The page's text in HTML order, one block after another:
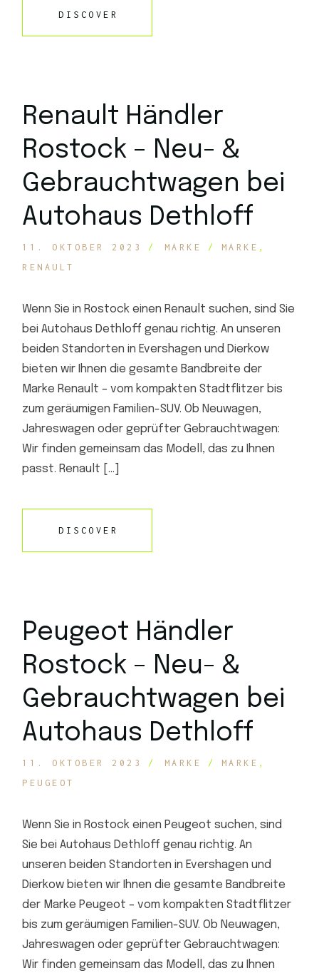
DISCOVER
Renault Händler
Rostock – Neu- &
Gebrauchtwagen bei
Autohaus Dethloff
11. OKTOBER 2023 MARKE
MARKE
RENAULT
Wenn Sie in Rostock einen Renault suchen, sind Sie
bei Autohaus Dethloff genau richtig. An unseren
beiden Standorten in Evershagen und Dierkow
bieten wir Ihnen die gesamte Bandbreite der
Marke Renault – vom kompakten Stadtflitzer bis
zum geräumigen Familien-SUV. Ob Neuwagen,
Jahreswagen oder geprüfter Gebrauchtwagen:
Wir finden gemeinsam das Modell, das zu Ihnen
passt. Renault […]
DISCOVER
Peugeot Händler
Rostock – Neu- &
Gebrauchtwagen bei
Autohaus Dethloff
11. OKTOBER 2023 MARKE
MARKE
PEUGEOT
Wenn Sie in Rostock einen Peugeot suchen, sind
Sie bei Autohaus Dethloff genau richtig. An
unseren beiden Standorten in Evershagen und
Dierkow bieten wir Ihnen die gesamte Bandbreite
der Marke Peugeot – vom kompakten Stadtflitzer
bis zum geräumigen Familien-SUV. Ob Neuwagen,
Jahreswagen oder geprüfter Gebrauchtwagen:
Wir finden gemeinsam das Modell, das zu Ihnen